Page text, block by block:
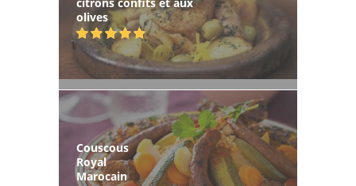
olives
Couscous
Royal
Marocain